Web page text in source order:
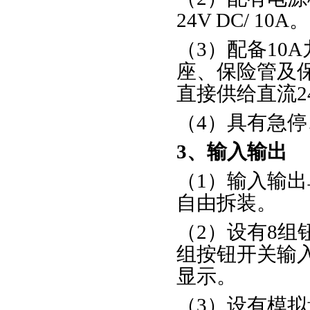
24V DC/ 10A。
（3）配备
座、保险管及
直接供给直流
（4）具有急
3、输入输出
（1）输入输
自由拆装。
（2）设有8
组按钮开关输
显示。
（3）设有模